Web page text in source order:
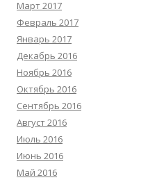
Март 2017
Февраль 2017
Январь 2017
Декабрь 2016
Ноябрь 2016
Октябрь 2016
Сентябрь 2016
Август 2016
Июль 2016
Июнь 2016
Май 2016